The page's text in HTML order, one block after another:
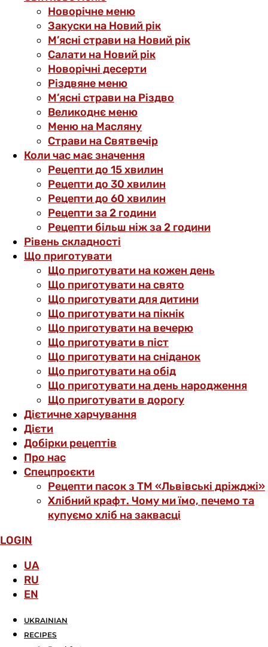
Новорічне меню
Закуски на Новий рік
М’ясні страви на Новий рік
Салати на Новий рік
Новорічні десерти
Різдвяне меню
М’ясні страви на Різдво
Великоднє меню
Меню на Масляну
Страви на Святвечір
Коли час має значення
Рецепти до 15 хвилин
Рецепти до 30 хвилин
Рецепти до 60 хвилин
Рецепти за 2 години
Рецепти більш ніж за 2 години
Рівень складності
Що приготувати
Що приготувати на кожен день
Що приготувати на свято
Що приготувати для дитини
Що приготувати на пікнік
Що приготувати на вечерю
Що приготувати в піст
Що приготувати на сніданок
Що приготувати на обід
Що приготувати на день народження
Що приготувати в дорогу
Дієтичне харчування
Дієти
Добірки рецептів
Про нас
Спецпроєкти
Рецепти пасок з ТМ «Львівські дріжджі»
Хлібний крафт. Чому ми їмо, печемо та
купуємо хліб на заквасці
LOGIN
UA
RU
EN
UKRAINIAN
RECIPES